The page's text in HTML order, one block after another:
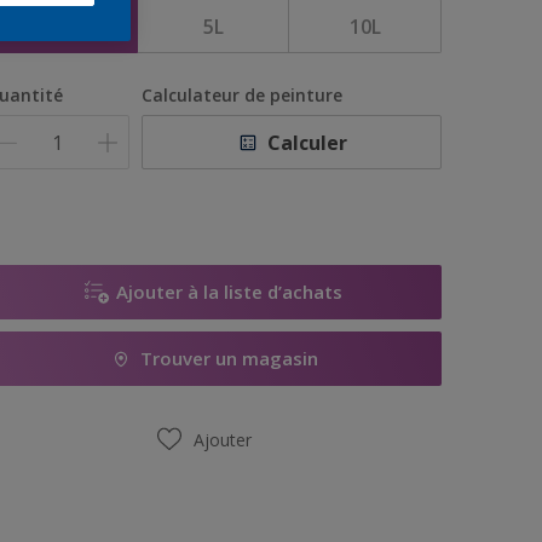
5L 10L
Calculateur de peinture
Calculer
Ajouter à la liste d’achats
Trouver un magasin
Ajouter